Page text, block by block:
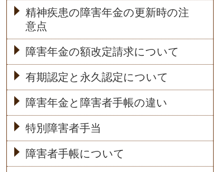
精神疾患の障害年金の更新時の注
意点
障害年金の額改定請求について
有期認定と永久認定について
障害年金と障害者手帳の違い
特別障害者手当
障害者手帳について